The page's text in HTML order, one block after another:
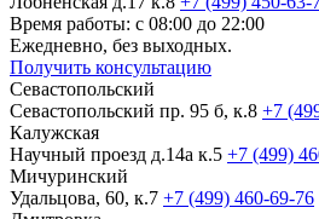
Время работы: с 08:00 до 22:00
Ежедневно, без выходных.
Получить консультацию
Севастопольский
Севастопольский пр. 95 б, к.8 +7
Калужская
Научный проезд д.14а к.5 +7 (499)
Мичуринский
Удальцова, 60, к.7 +7 (499) 460-69-76